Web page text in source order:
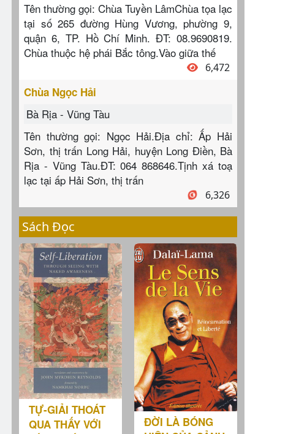
Tên thường gọi: Chùa Tuyền LâmChùa tọa lạc
tại số 265 đường Hùng Vương, phường 9,
quận 6, TP. Hồ Chí Minh. ĐT: 08.9690819.
Chùa thuộc hệ phái Bắc tông.Vào giữa thế
6,472
Chùa Ngọc Hải
Bà Rịa - Vũng Tàu
Tên thường gọi: Ngọc Hải.Địa chỉ: Ấp Hải
Sơn, thị trấn Long Hải, huyện Long Điền, Bà
Rịa - Vũng Tàu.ĐT: 064 868646.Tịnh xá toạ
lạc tại ấp Hải Sơn, thị trấn
6,326
Sách Đọc
TỰ-GIẢI THOÁT
QUA THẤY VỚI
ĐỜI LÀ BÓNG